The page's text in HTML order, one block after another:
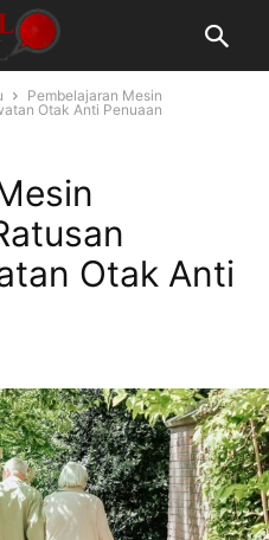
Pembelajaran Mesin
Otak Anti Penuaan
Otak Anti